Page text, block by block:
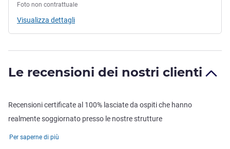
Foto non contrattuale
Visualizza dettagli
Le recensioni dei nostri clienti
Recensioni certificate al 100% lasciate da ospiti che hanno
realmente soggiornato presso le nostre strutture
Per saperne di più